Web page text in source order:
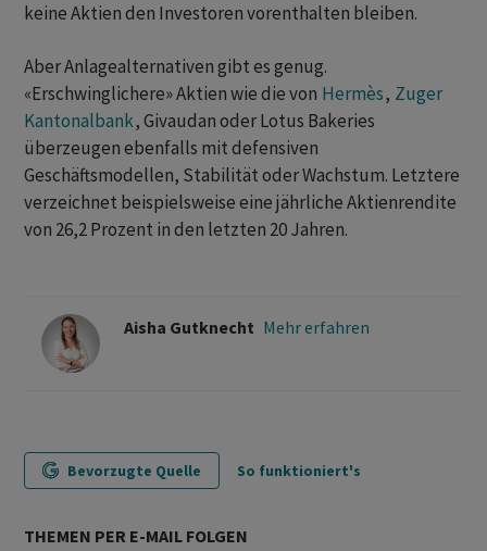
keine Aktien den Investoren vorenthalten bleiben.
Aber Anlagealternativen gibt es genug.
«Erschwinglichere» Aktien wie die von Hermès, Zuger
Kantonalbank, Givaudan oder Lotus Bakeries
überzeugen ebenfalls mit defensiven
Geschäftsmodellen, Stabilität oder Wachstum. Letztere
verzeichnet beispielsweise eine jährliche Aktienrendite
von 26,2 Prozent in den letzten 20 Jahren.
Aisha Gutknecht Mehr erfahren
Bevorzugte Quelle So funktioniert's
THEMEN PER E-MAIL FOLGEN